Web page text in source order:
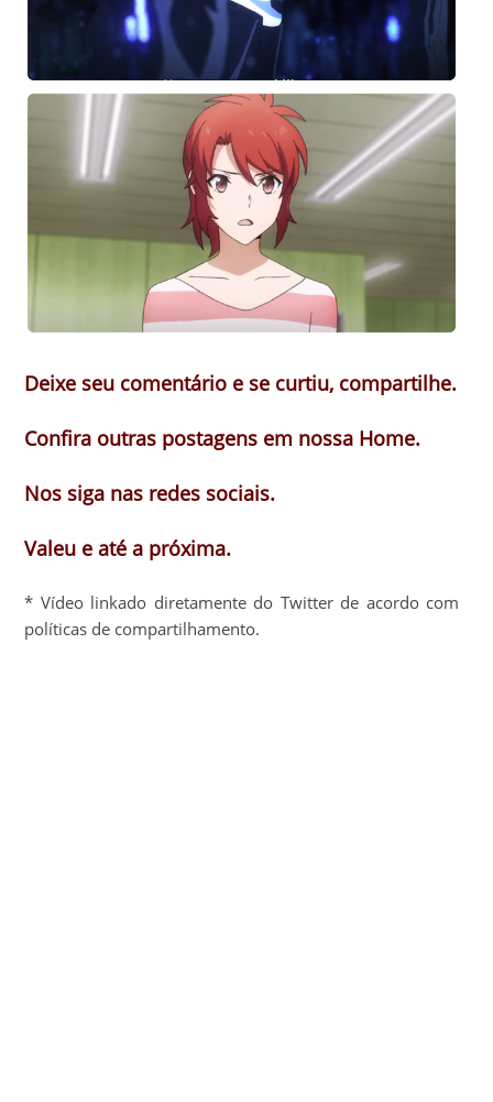
Deixe seu comentário e se curtiu, compartilhe.
Confira outras postagens em nossa Home.
Nos siga nas redes sociais.
Valeu e até a próxima.
* Vídeo linkado diretamente do Twitter de acordo com
políticas de compartilhamento.